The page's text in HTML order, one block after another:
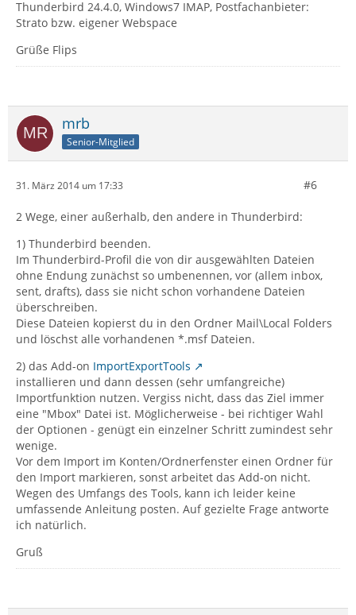
Thunderbird 24.4.0, Windows7 IMAP, Postfachanbieter:
Strato bzw. eigener Webspace
Grüße Flips
mrb
Senior-Mitglied
31. März 2014 um 17:33 #6
2 Wege, einer außerhalb, den andere in Thunderbird:
1) Thunderbird beenden.
Im Thunderbird-Profil die von dir ausgewählten Dateien
ohne Endung zunächst so umbenennen, vor (allem inbox,
sent, drafts), dass sie nicht schon vorhandene Dateien
überschreiben.
Diese Dateien kopierst du in den Ordner Mail\Local Folders
und löschst alle vorhandenen *.msf Dateien.
2) das Add-on ImportExportTools
installieren und dann dessen (sehr umfangreiche)
Importfunktion nutzen. Vergiss nicht, dass das Ziel immer
eine "Mbox" Datei ist. Möglicherweise - bei richtiger Wahl
der Optionen - genügt ein einzelner Schritt zumindest sehr
wenige.
Vor dem Import im Konten/Ordnerfenster einen Ordner für
den Import markieren, sonst arbeitet das Add-on nicht.
Wegen des Umfangs des Tools, kann ich leider keine
umfassende Anleitung posten. Auf gezielte Frage antworte
ich natürlich.
Gruß